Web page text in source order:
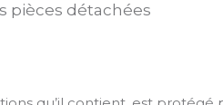
pièces détachées